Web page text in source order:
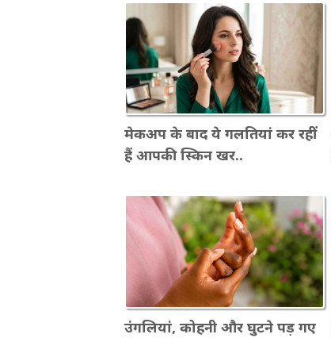
मेकअप के बाद ये गलतियां कर रहीं
हैं आपकी स्किन खर..
उंगलियां, कोहनी और घुटने पड़ गए